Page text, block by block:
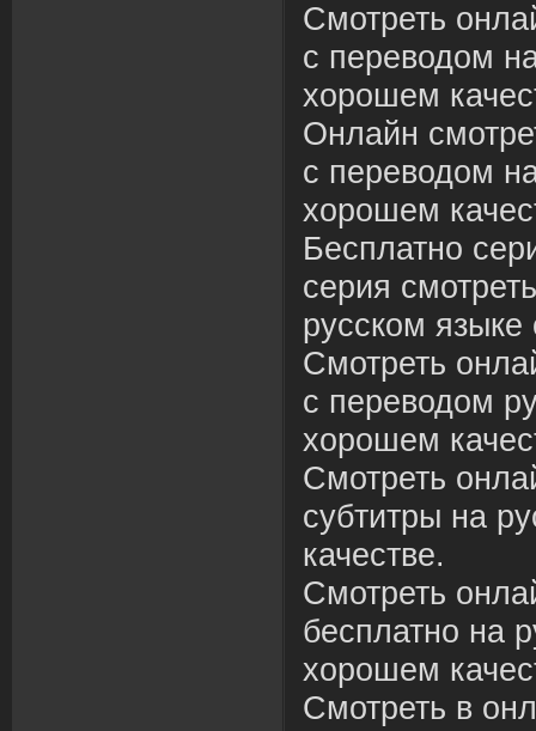
Смотреть
с переводом
хорошем
Онлайн
с переводом
хорошем
Бесплатно
серия
русском языке
Смотреть
с переводом
хорошем
Смотреть
субтитры на
качестве.
Смотреть
бесплатно на
хорошем
Смотреть в